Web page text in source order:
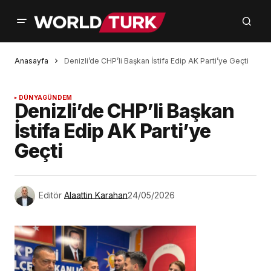
Anasayfa Denizli’de CHP’li Başkan İstifa Edip AK Parti’ye Geçti
DÜNYAGÜNDEM
Denizli’de CHP’li Başkan
İstifa Edip AK Parti’ye
Geçti
Editör Alaattin Karahan24/05/2026